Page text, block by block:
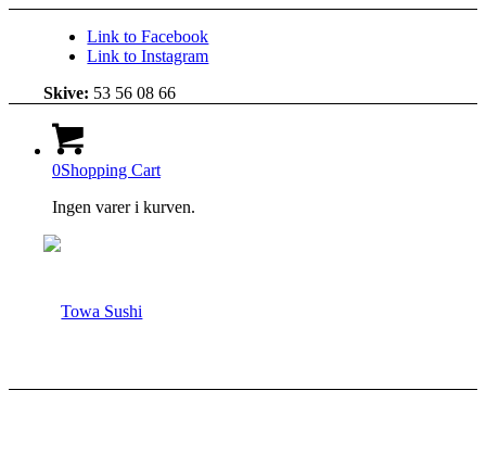
Link to Facebook
Link to Instagram
Skive: 53 56 08 66
0Shopping Cart
Ingen varer i kurven.